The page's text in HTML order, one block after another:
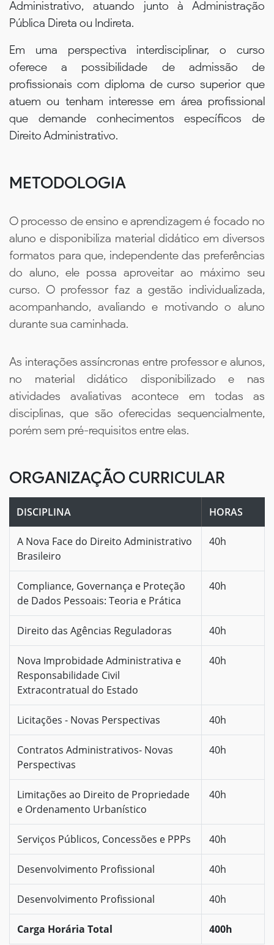
Administrativo, atuando junto à Administração
Pública Direta ou Indireta.
Em uma perspectiva interdisciplinar, o curso
oferece a possibilidade de admissão de
profissionais com diploma de curso superior que
atuem ou tenham interesse em área profissional
que demande conhecimentos específicos de
Direito Administrativo.
METODOLOGIA
O processo de ensino e aprendizagem é focado no
aluno e disponibiliza material didático em diversos
formatos para que, independente das preferências
do aluno, ele possa aproveitar ao máximo seu
curso. O professor faz a gestão individualizada,
acompanhando, avaliando e motivando o aluno
durante sua caminhada.
As interações assíncronas entre professor e alunos,
no material didático disponibilizado e nas
atividades avaliativas acontece em todas as
disciplinas, que são oferecidas sequencialmente,
porém sem pré-requisitos entre elas.
ORGANIZAÇÃO CURRICULAR
DISCIPLINA HORAS
A Nova Face do Direito Administrativo
Brasileiro
40h
Compliance, Governança e Proteção
de Dados Pessoais: Teoria e Prática
40h
Direito das Agências Reguladoras 40h
Nova Improbidade Administrativa e
Responsabilidade Civil
Extracontratual do Estado
40h
Licitações - Novas Perspectivas 40h
Contratos Administrativos- Novas
Perspectivas
40h
Limitações ao Direito de Propriedade
e Ordenamento Urbanístico
40h
Serviços Públicos, Concessões e PPPs 40h
Desenvolvimento Profissional 40h
Desenvolvimento Profissional 40h
Carga Horária Total 400h